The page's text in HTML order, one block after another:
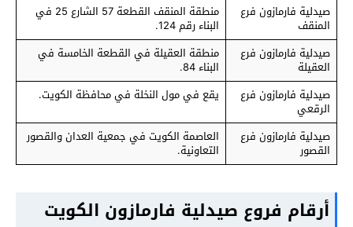
صيدلية فارمازون فرع
المنقف
منطقة المنقف القطعة 57 الشارع 25 في
البناء رقم 124.
صيدلية فارمازون فرع
العقيلة
منطقة العقيلة في القطعة الخامسة في
البناء 84.
صيدلية فارمازون فرع
الرقعي
يقع في مول النخلة في محافظة الكويت.
صيدلية فارمازون فرع
القصور
العاصمة الكويت في جمعية العدان والقصور
التعاونية.
أرقام فروع صيدلية فارمازون الكويت